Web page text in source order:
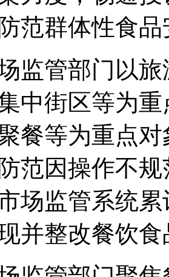
范群体性食
监管部门以
中街区等为
餐等为重点
范因操作不
场监管系统
并整改餐饮